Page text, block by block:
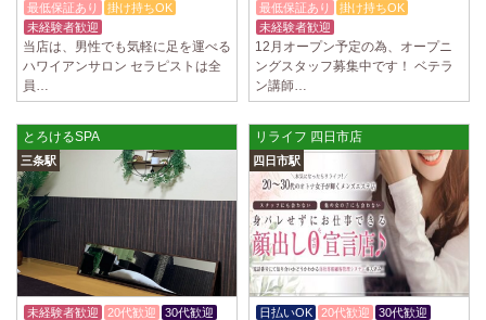
最低保証あり
掛け持ちOK
未経験者歓迎
当店は、男性でも気軽に足を運べる
ハワイアンサロン セラピストは全
員…
最低保証あり
掛け持ちOK
未経験者歓迎
12月オープン予定の為、オープニ
ングスタッフ募集中です！ ベテラ
ン講師…
とろけるSPA
三条駅
未経験者歓迎 20代歓迎 30代歓迎
リライフ 四日市店
四日市駅
日払いOK 20代歓迎 30代歓迎